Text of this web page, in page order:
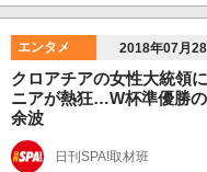
エンタメ 2018年07月
クロアチアの女性大統領
ニアが熱狂…W杯準優勝
余波
日刊SPA!取材班